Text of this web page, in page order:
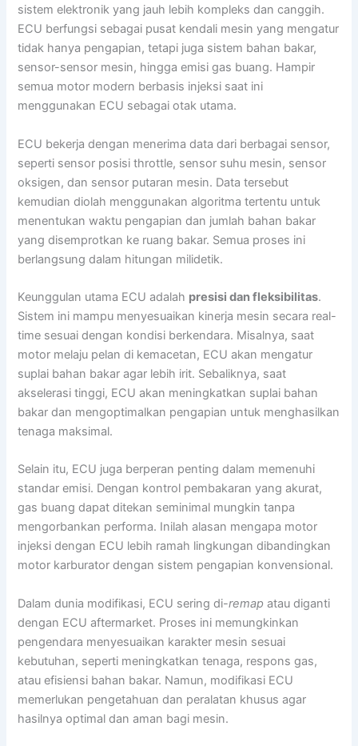
sistem elektronik yang jauh lebih kompleks dan canggih.
ECU berfungsi sebagai pusat kendali mesin yang mengatur
tidak hanya pengapian, tetapi juga sistem bahan bakar,
sensor-sensor mesin, hingga emisi gas buang. Hampir
semua motor modern berbasis injeksi saat ini
menggunakan ECU sebagai otak utama.
ECU bekerja dengan menerima data dari berbagai sensor,
seperti sensor posisi throttle, sensor suhu mesin, sensor
oksigen, dan sensor putaran mesin. Data tersebut
kemudian diolah menggunakan algoritma tertentu untuk
menentukan waktu pengapian dan jumlah bahan bakar
yang disemprotkan ke ruang bakar. Semua proses ini
berlangsung dalam hitungan milidetik.
Keunggulan utama ECU adalah presisi dan fleksibilitas.
Sistem ini mampu menyesuaikan kinerja mesin secara real-
time sesuai dengan kondisi berkendara. Misalnya, saat
motor melaju pelan di kemacetan, ECU akan mengatur
suplai bahan bakar agar lebih irit. Sebaliknya, saat
akselerasi tinggi, ECU akan meningkatkan suplai bahan
bakar dan mengoptimalkan pengapian untuk menghasilkan
tenaga maksimal.
Selain itu, ECU juga berperan penting dalam memenuhi
standar emisi. Dengan kontrol pembakaran yang akurat,
gas buang dapat ditekan seminimal mungkin tanpa
mengorbankan performa. Inilah alasan mengapa motor
injeksi dengan ECU lebih ramah lingkungan dibandingkan
motor karburator dengan sistem pengapian konvensional.
Dalam dunia modifikasi, ECU sering di-remap atau diganti
dengan ECU aftermarket. Proses ini memungkinkan
pengendara menyesuaikan karakter mesin sesuai
kebutuhan, seperti meningkatkan tenaga, respons gas,
atau efisiensi bahan bakar. Namun, modifikasi ECU
memerlukan pengetahuan dan peralatan khusus agar
hasilnya optimal dan aman bagi mesin.